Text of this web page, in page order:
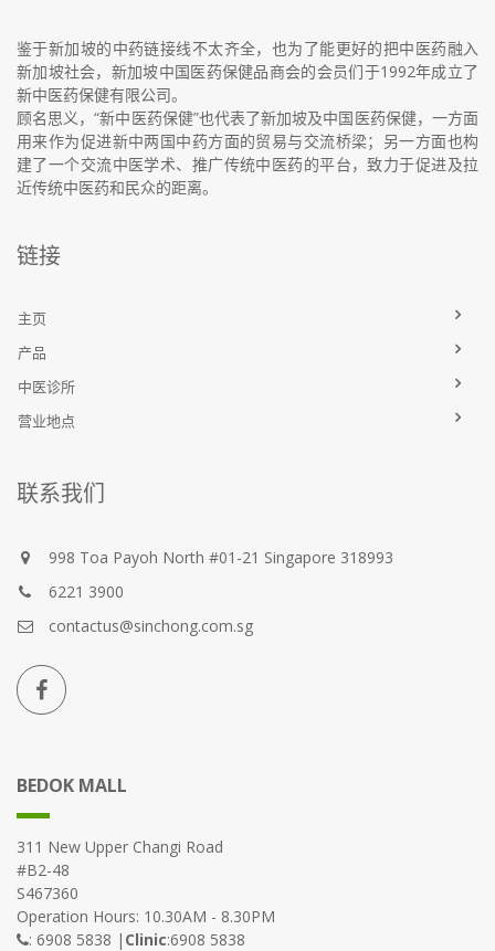
鉴于新加坡的中药链接线不太齐全，也为了能更好的把中医药融入
新加坡社会，新加坡中国医药保健品商会的会员们于1992年成立了
新中医药保健有限公司。
顾名思义，“新中医药保健”也代表了新加坡及中国医药保健，一方面
用来作为促进新中两国中药方面的贸易与交流桥梁；另一方面也构
建了一个交流中医学术、推广传统中医药的平台，致力于促进及拉
近传统中医药和民众的距离。
链接
主页
产品
中医诊所
营业地点
联系我们
998 Toa Payoh North #01-21 Singapore 318993
6221 3900
contactus@sinchong.com.sg
BEDOK MALL
311 New Upper Changi Road
#B2-48
S467360
Operation Hours: 10.30AM - 8.30PM
: 6908 5838 | Clinic:6908 5838